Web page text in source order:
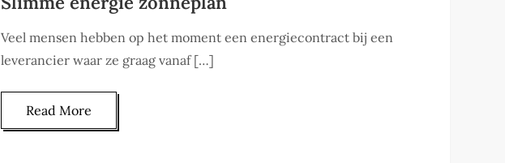
Veel mensen hebben op het moment een energiecontract bij een
leverancier waar ze graag vanaf […]
Read More